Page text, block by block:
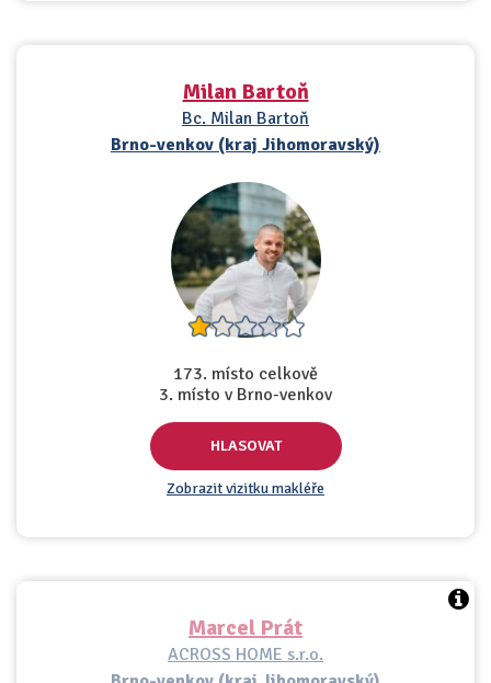
Milan Bartoň
Bc. Milan Bartoň
Brno-venkov (kraj Jihomoravský)
173. místo celkově
3. místo v Brno-venkov
HLASOVAT
Zobrazit vizitku makléře
Marcel Prát
ACROSS HOME s.r.o.